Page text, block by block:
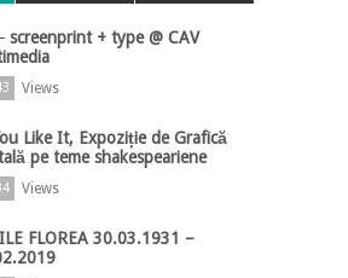
screenprint + type @ CAV
Views
Like It, Expoziție de Grafică
pe teme shakespeariene
Views
FLOREA 30.03.1931 –